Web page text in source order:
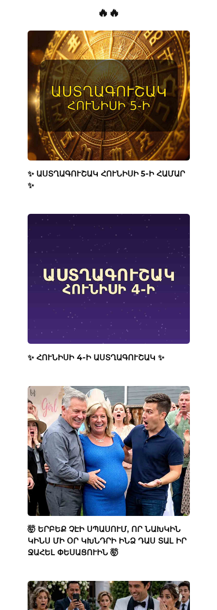
🔥🔥
✨ ԱՍՏՂԱԳՈՒՇԱԿ ՀՈՒՆԻՍԻ 5-Ի ՀԱՄԱՐ
✨
✨ ՀՈՒՆԻՍԻ 4-Ի ԱՍՏՂԱԳՈՒՇԱԿ ✨
🤯 ԵՐԲԵՔ ՉԷԻ ՍՊԱՍՈՒՄ, ՈՐ ՆԱԽԿԻՆ
ԿԻՆՍ ՄԻ ՕՐ ԿԽՆԴՐԻ ԻՆՁ ԴԱՍ ՏԱԼ ԻՐ
ՋԱՀԵԼ ՓԵՍԱՑՈՒԻՆ 🤯